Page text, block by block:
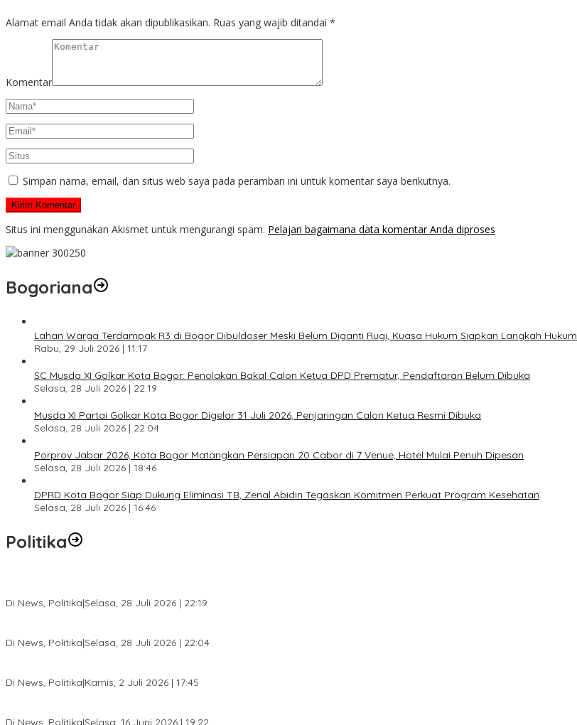
Alamat email Anda tidak akan dipublikasikan. Ruas yang wajib ditandai *
Komentar
Simpan nama, email, dan situs web saya pada peramban ini untuk komentar saya berikutnya.
Situs ini menggunakan Akismet untuk mengurangi spam. Pelajari bagaimana data komentar Anda diproses
Bogoriana
Lahan Warga Terdampak R3 di Bogor Dibuldoser Meski Belum Diganti Rugi, Kuasa Hukum Siapkan Langkah Hukum
Rabu, 29 Juli 2026 | 11:17
SC Musda XI Golkar Kota Bogor: Penolakan Bakal Calon Ketua DPD Prematur, Pendaftaran Belum Dibuka
Selasa, 28 Juli 2026 | 22:19
Musda XI Partai Golkar Kota Bogor Digelar 31 Juli 2026, Penjaringan Calon Ketua Resmi Dibuka
Selasa, 28 Juli 2026 | 22:04
Porprov Jabar 2026, Kota Bogor Matangkan Persiapan 20 Cabor di 7 Venue, Hotel Mulai Penuh Dipesan
Selasa, 28 Juli 2026 | 18:46
DPRD Kota Bogor Siap Dukung Eliminasi TB, Zenal Abidin Tegaskan Komitmen Perkuat Program Kesehatan
Selasa, 28 Juli 2026 | 16:46
Politika
Di News, Politika|Selasa, 28 Juli 2026 | 22:19
Di News, Politika|Selasa, 28 Juli 2026 | 22:04
Di News, Politika|Kamis, 2 Juli 2026 | 17:45
Di News, Politika|Selasa, 16 Juni 2026 | 19:22